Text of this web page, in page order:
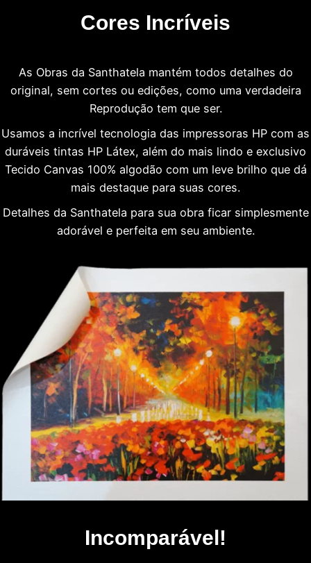
Cores Incríveis
As Obras da Santhatela mantém todos detalhes do
original, sem cortes ou edições, como uma verdadeira
Reprodução tem que ser.
Usamos a incrível tecnologia das impressoras HP com as
duráveis tintas HP Látex, além do mais lindo e exclusivo
Tecido Canvas 100% algodão com um leve brilho que dá
mais destaque para suas cores.
Detalhes da Santhatela para sua obra ficar simplesmente
adorável e perfeita em seu ambiente.
Incomparável!